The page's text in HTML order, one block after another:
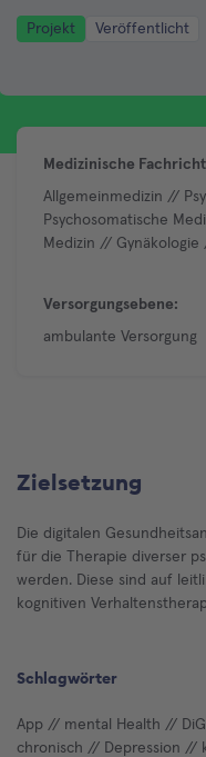
Projekt Veröffentlicht
Medizinische
Allgemeinmedizin //
Psychosomatische
Medizin // Gynäkologie
Versorgungsebene:
ambulante Versorgung
Zielsetzung
Die digitalen
für die Therapie diverser
werden. Diese sind auf
kognitiven
Schlagwörter
App // mental Health //
chronisch // Depression //